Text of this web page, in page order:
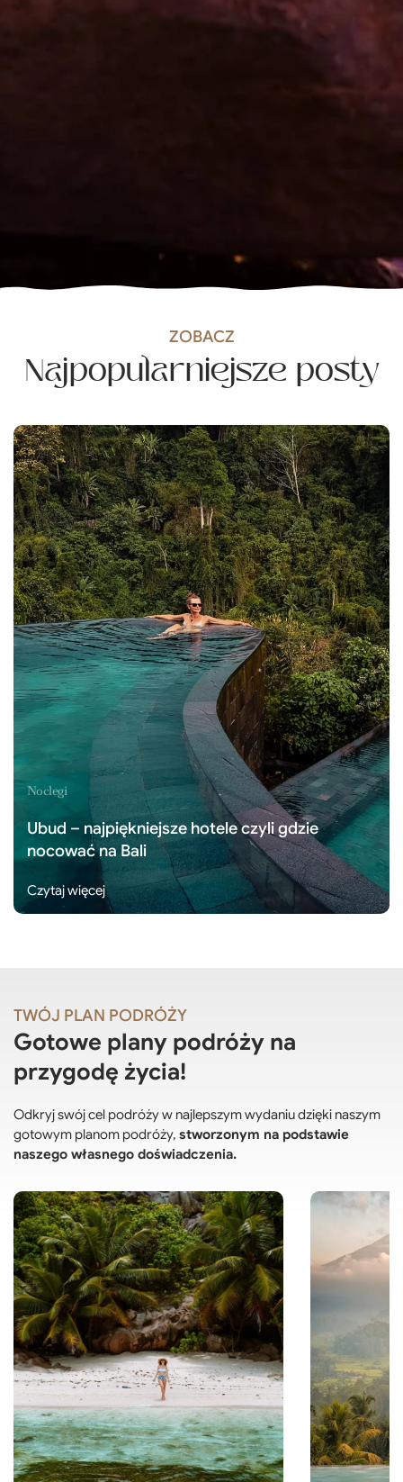
ZOBACZ
Najpopularniejsze posty
Noclegi
Ubud – najpiękniejsze hotele czyli gdzie
nocować na Bali
Czytaj więcej
TWÓJ PLAN PODRÓŻY
Gotowe plany podróży na
przygodę życia!
Odkryj swój cel podróży w najlepszym wydaniu dzięki naszym
gotowym planom podróży, stworzonym na podstawie
naszego własnego doświadczenia.